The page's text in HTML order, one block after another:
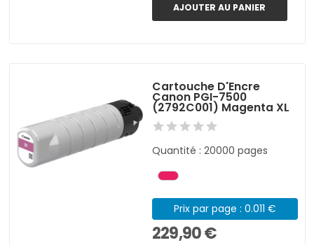
AJOUTER AU PANIER
Cartouche D'Encre
Canon PGI-7500
(2792C001) Magenta XL
Quantité : 20000 pages
Prix par page : 0.011 €
229,90 €